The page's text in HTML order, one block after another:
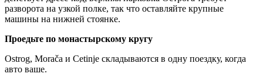
разворота на узкой полке, так что оставляйте крупные
машины на нижней стоянке.
Проедьте по монастырскому кругу
Ostrog, Morača и Cetinje складываются в одну поездку, когда
авто ваше.